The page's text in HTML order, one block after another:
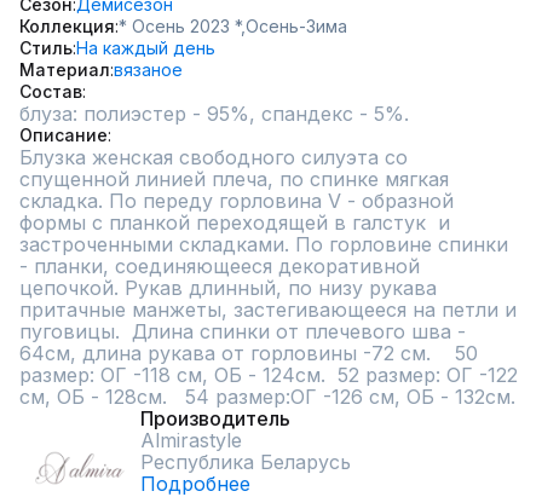
Сезон Демисезон
Коллекция * Осень 2023 *,Осень-Зима
СтильНа каждый день
Материал вязаное
Состав
блуза: полиэстер - 95%, спандекс - 5%.
Описание
Блузка женская свободного силуэта со
спущенной линией плеча, по спинке мягкая
складка. По переду горловина V - образной
формы с планкой переходящей в галстук  и
застроченными складками. По горловине спинки
- планки, соединяющееся декоративной
цепочкой. Рукав длинный, по низу рукава
притачные манжеты, застегивающееся на петли и
пуговицы.  Длина спинки от плечевого шва -
64см, длина рукава от горловины -72 см.    50
размер: ОГ -118 см, ОБ - 124см.  52 размер: ОГ -122
см, ОБ - 128см.   54 размер:ОГ -126 см, ОБ - 132см.
Производитель
Almirastyle
Республика Беларусь
Подробнее